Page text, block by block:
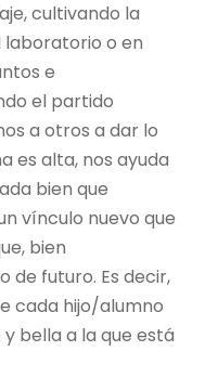
cultivando la
laboratorio o en
e
el partido
a otros a dar lo
es alta, nos ayuda
bien que
vínculo nuevo que
bien
de futuro. Es decir,
cada hijo/alumno
bella a la que está